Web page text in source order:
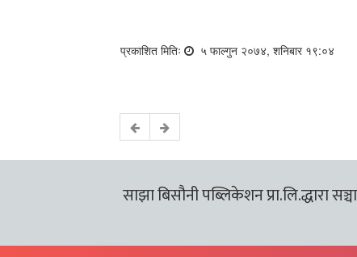
प्रकाशित मितिः ५ फाल्गुन २०७४, शनिबार १९:०४
साझा बिसौनी पब्लिकेशन प्रा.लि.द्धारा